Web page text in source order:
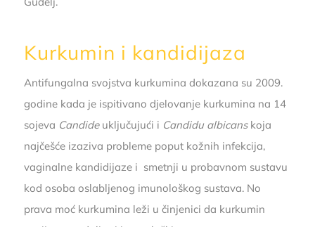
Kurkumin i kandidijaza
Antifungalna svojstva kurkumina dokazana su 2009.
godine kada je ispitivano djelovanje kurkumina na 14
sojeva Candideuključujući i Candidu albicanskoja
najčešće izaziva probleme poput kožnih infekcija,
vaginalne kandidijaze i smetnji u probavnom sustavu
kod osoba oslabljenog imunološkog sustava. No
prava moć kurkumina leži u činjenici da kurkumin